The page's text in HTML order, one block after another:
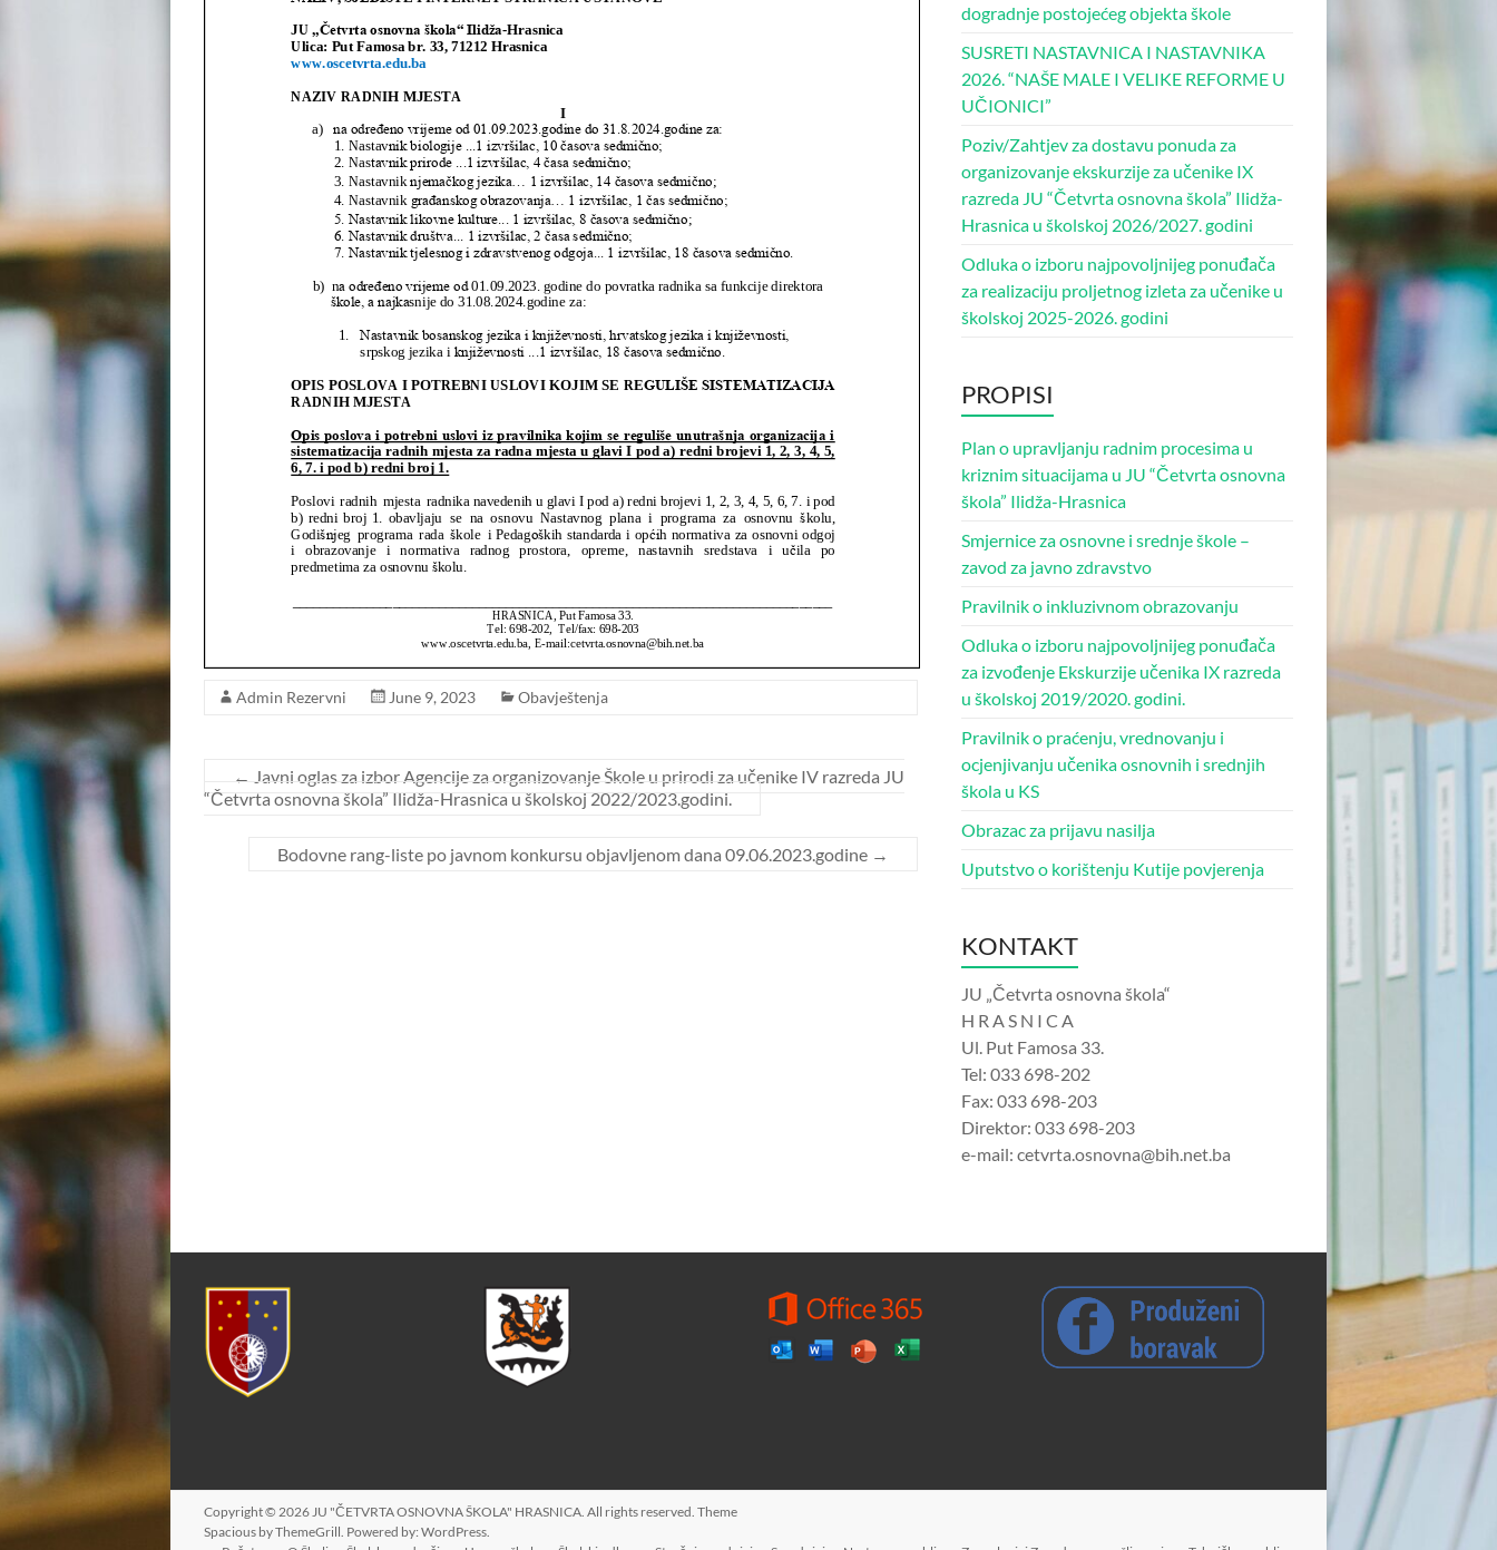
Admin Rezervni June 9, 2023 Obavještenja
← Javni oglas za izbor Agencije za organizovanje Škole u prirodi za učenike IV razreda JU
“Četvrta osnovna škola” Ilidža-Hrasnica u školskoj 2022/2023.godini.
Bodovne rang-liste po javnom konkursu objavljenom dana 09.06.2023.godine →
dogradnje postojećeg objekta škole
SUSRETI NASTAVNICA I NASTAVNIKA
2026. “NAŠE MALE I VELIKE REFORME U
UČIONICI”
Poziv/Zahtjev za dostavu ponuda za
organizovanje ekskurzije za učenike IX
razreda JU “Četvrta osnovna škola” Ilidža-
Hrasnica u školskoj 2026/2027. godini
Odluka o izboru najpovoljnijeg ponuđača
za realizaciju proljetnog izleta za učenike u
školskoj 2025-2026. godini
PROPISI
Plan o upravljanju radnim procesima u
kriznim situacijama u JU “Četvrta osnovna
škola” Ilidža-Hrasnica
Smjernice za osnovne i srednje škole –
zavod za javno zdravstvo
Pravilnik o inkluzivnom obrazovanju
Odluka o izboru najpovoljnijeg ponuđača
za izvođenje Ekskurzije učenika IX razreda
u školskoj 2019/2020. godini.
Pravilnik o praćenju, vrednovanju i
ocjenjivanju učenika osnovnih i srednjih
škola u KS
Obrazac za prijavu nasilja
Uputstvo o korištenju Kutije povjerenja
KONTAKT
JU „Četvrta osnovna škola“
H R A S N I C A
Ul. Put Famosa 33.
Tel: 033 698-202
Fax: 033 698-203
Direktor: 033 698-203
e-mail: cetvrta.osnovna@bih.net.ba
Copyright © 2026 JU "ČETVRTA OSNOVNA ŠKOLA" HRASNICA . All rights reserved. Theme
Spacious by ThemeGrill. Powered by: WordPress